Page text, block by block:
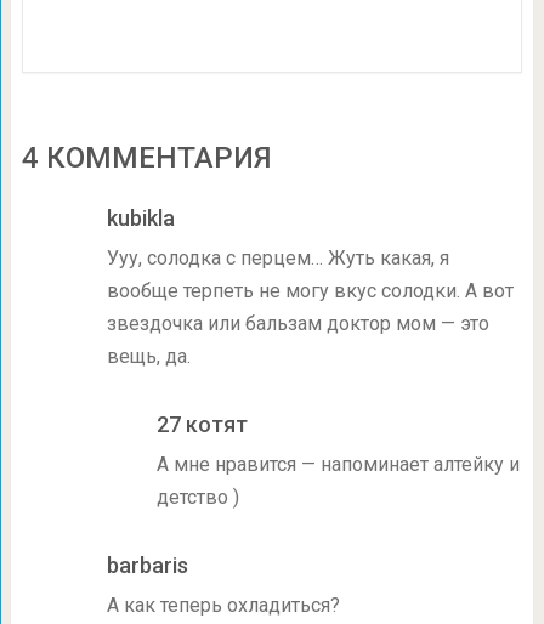
4 КОММЕНТАРИЯ
kubikla
Ууу, солодка с перцем… Жуть какая, я
вообще терпеть не могу вкус солодки. А вот
звездочка или бальзам доктор мом — это
вещь, да.
27 котят
А мне нравится — напоминает алтейку и
детство )
barbaris
А как теперь охладиться?